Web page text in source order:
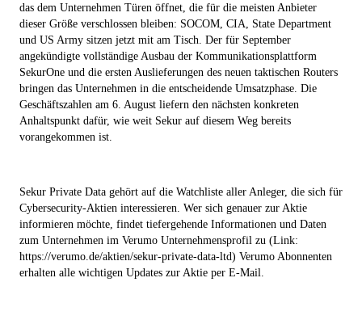
das dem Unternehmen Türen öffnet, die für die meisten Anbieter
dieser Größe verschlossen bleiben: SOCOM, CIA, State Department
und US Army sitzen jetzt mit am Tisch. Der für September
angekündigte vollständige Ausbau der Kommunikationsplattform
SekurOne und die ersten Auslieferungen des neuen taktischen Routers
bringen das Unternehmen in die entscheidende Umsatzphase. Die
Geschäftszahlen am 6. August liefern den nächsten konkreten
Anhaltspunkt dafür, wie weit Sekur auf diesem Weg bereits
vorangekommen ist.
Sekur Private Data gehört auf die Watchliste aller Anleger, die sich für
Cybersecurity-Aktien interessieren. Wer sich genauer zur Aktie
informieren möchte, findet tiefergehende Informationen und Daten
zum Unternehmen im Verumo Unternehmensprofil zu (Link:
https://verumo.de/aktien/sekur-private-data-ltd) Verumo Abonnenten
erhalten alle wichtigen Updates zur Aktie per E-Mail.